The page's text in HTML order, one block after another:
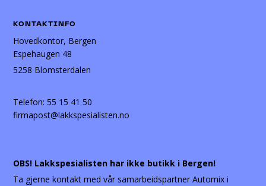
KONTAKTINFO
Hovedkontor, Bergen
Espehaugen 48
5258 Blomsterdalen
Telefon:55 15 41 50
firmapost@lakkspesialisten.no
OBS! Lakkspesialisten har ikke butikk i Bergen!
Ta gjerne kontakt med vår samarbeidspartner Automix i